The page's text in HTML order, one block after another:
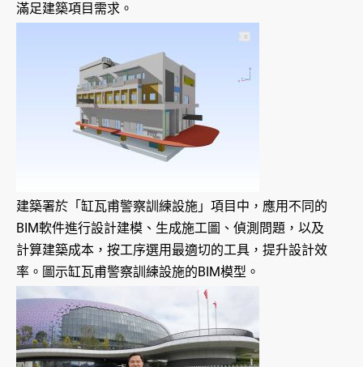
滿足建築項目需求。
建築署於「缸瓦甫警察訓練設施」項目中，應用不同的
BIM軟件進行設計建模、生成施工圖、偵測問題，以及
計算建築成本，按工序選用最適切的工具，提升設計效
率。圖示缸瓦甫警察訓練設施的BIM模型。